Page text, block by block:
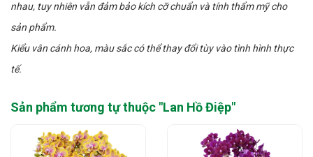
nhau, tuy nhiên vẫn đảm bảo kích cỡ chuẩn và tính thẩm mỹ cho
sản phẩm.
Kiểu vân cánh hoa, màu sắc có thể thay đổi tùy vào tình hình thực
tế.
Sản phẩm tương tự thuộc "Lan Hồ Điệp"